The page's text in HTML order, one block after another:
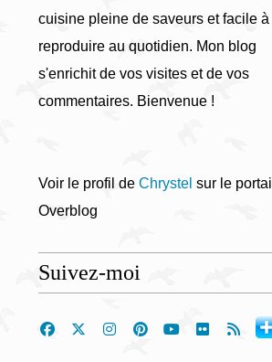
cuisine pleine de saveurs et facile à
reproduire au quotidien. Mon blog
s'enrichit de vos visites et de vos
commentaires. Bienvenue !
Voir le profil de Chrystel sur le portail
Overblog
Suivez-moi